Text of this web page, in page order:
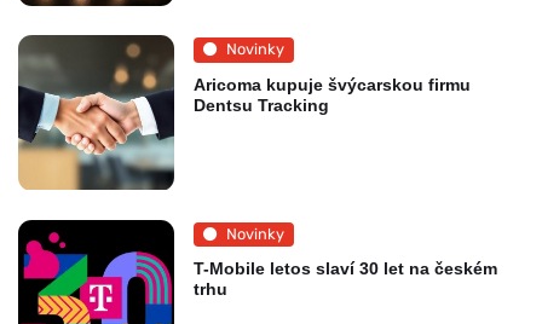
Novinky
Aricoma kupuje švýcarskou firmu
Dentsu Tracking
Novinky
T-Mobile letos slaví 30 let na českém
trhu